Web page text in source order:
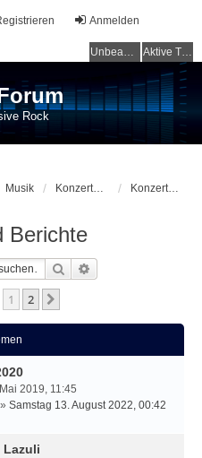
Anmelden
Unbeantwortete Themen Aktive Themen
Rock
Musik Konzerte-Festivals-On Tour Konzerthinweis und Berichte
Berichte
Suche
1 2
2019, 11:45
» Samstag 13. August 2022, 00:42
Lazuli